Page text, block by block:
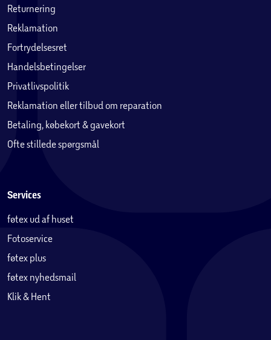
Returnering
Reklamation
Fortrydelsesret
Handelsbetingelser
Privatlivspolitik
Reklamation eller tilbud om reparation
Betaling, købekort & gavekort
Ofte stillede spørgsmål
Services
føtex ud af huset
Fotoservice
føtex plus
føtex nyhedsmail
Klik & Hent